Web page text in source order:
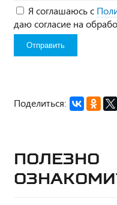
Я соглашаюсь с
даю согласие на
Поделиться:
Полезно